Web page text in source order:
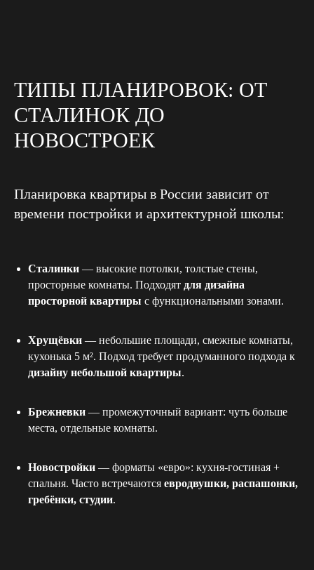
ТИПЫ ПЛАНИРОВОК: ОТ
СТАЛИНОК ДО
НОВОСТРОЕК
Планировка квартиры в России зависит от
времени постройки и архитектурной школы:
Сталинки — высокие потолки, толстые стены,
просторные комнаты. Подходят для дизайна
просторной квартиры с функциональными зонами.
Хрущёвки — небольшие площади, смежные комнаты,
кухонька 5 м². Подход требует продуманного подхода к
дизайну небольшой квартиры.
Брежневки — промежуточный вариант: чуть больше
места, отдельные комнаты.
Новостройки — форматы «евро»: кухня-гостиная +
спальня. Часто встречаются евродвушки, распашонки,
гребёнки, студии.